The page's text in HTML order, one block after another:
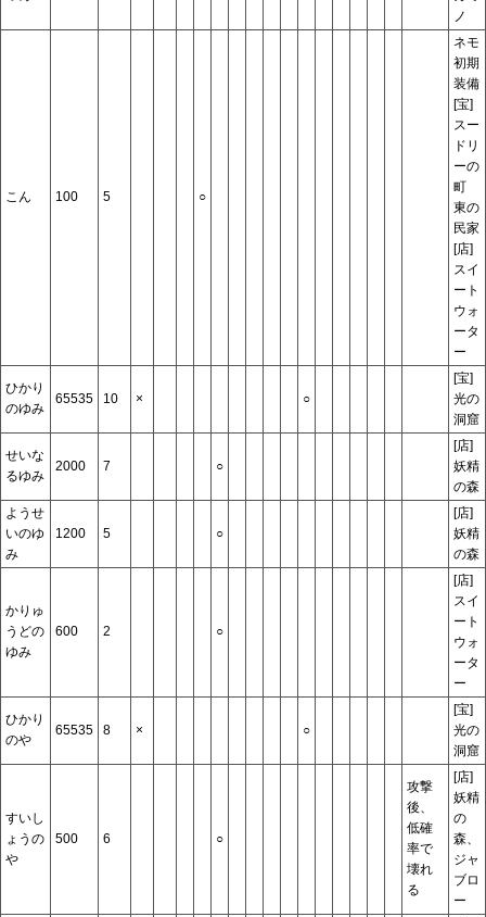
ノ
こん 100 5 ○
ネモ
初期
装備
[宝]
スー
ドリ
ーの
町
東の
民家
[店]
スイ
ート
ウォ
ータ
ー
ひかり
のゆみ
65535 10 × ○
[宝]
光の
洞窟
せいな
るゆみ
2000 7 ○
[店]
妖精
の森
ようせ
いのゆ
み
1200 5 ○
[店]
妖精
の森
かりゅ
うどの
ゆみ
600 2 ○
[店]
スイ
ート
ウォ
ータ
ー
ひかり
のや
65535 8 × ○
[宝]
光の
洞窟
すいし
ょうの
や
500 6 ○
攻撃
後、
低確
率で
壊れ
る
[店]
妖精
の
森、
ジャ
ブロ
ー